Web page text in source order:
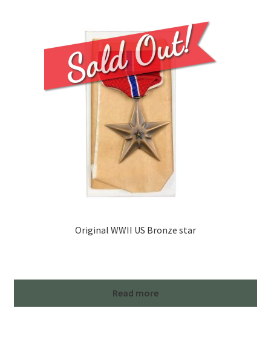
Original WWII US Bronze star
Read more